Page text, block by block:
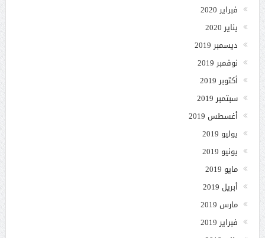
فبراير 2020
يناير 2020
ديسمبر 2019
نوفمبر 2019
أكتوبر 2019
سبتمبر 2019
أغسطس 2019
يوليو 2019
يونيو 2019
مايو 2019
أبريل 2019
مارس 2019
فبراير 2019